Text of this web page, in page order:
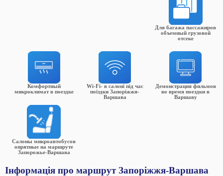
Для багажа пассажиров
объемный грузовой
отсеке
Комфортный
микроклимат в поездке
Wi-Fi- в салоні під час
поїздки Запоріжжя-
Варшава
Демонстрация фильмов
во время поездки в
Варшаву
Салоны микроавтобусов
опрятные на маршруте
Запорожье-Варшава
Інформація про маршрут Запоріжжя-Варшава